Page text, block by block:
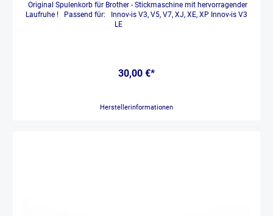
Original Spulenkorb für Brother - Stickmaschine mit hervorragender
Laufruhe ! Passend für: Innov-is V3, V5, V7, XJ, XE, XP Innov-is V3
LE
30,00 €*
Herstellerinformationen